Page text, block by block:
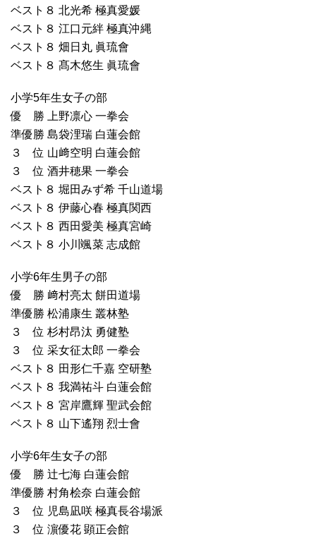
ベスト８ 北光希 極真愛媛
ベスト８ 江口元絆 極真沖縄
ベスト８ 畑日丸 眞琉會
ベスト８ 髙木悠生 眞琉會
小学5年生女子の部
優 勝 上野凛心 一拳会
準優勝 島袋浬瑞 白蓮会館
３ 位 山﨑空明 白蓮会館
３ 位 酒井穂果 一拳会
ベスト８ 堀田みず希 千山道場
ベスト８ 伊藤心春 極真関西
ベスト８ 西田愛美 極真宮崎
ベスト８ 小川颯菜 志成館
小学6年生男子の部
優 勝 﨑村亮太 餅田道場
準優勝 松浦康生 叢林塾
３ 位 杉村昂汰 勇健塾
３ 位 采女征太郎 一拳会
ベスト８ 田形仁千嘉 空研塾
ベスト８ 我満祐斗 白蓮会館
ベスト８ 宮岸鷹輝 聖武会館
ベスト８ 山下遙翔 烈士會
小学6年生女子の部
優 勝 辻七海 白蓮会館
準優勝 村角桧奈 白蓮会館
３ 位 児島凪咲 極真長谷場派
３ 位 濵優花 顕正会館